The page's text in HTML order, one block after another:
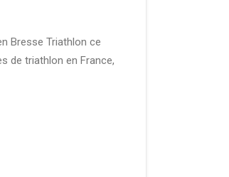
Bresse Triathlon ce
de triathlon en France,